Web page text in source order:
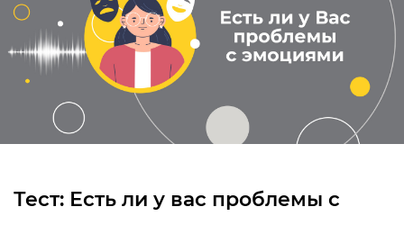
Тест: Есть ли у вас проблемы с